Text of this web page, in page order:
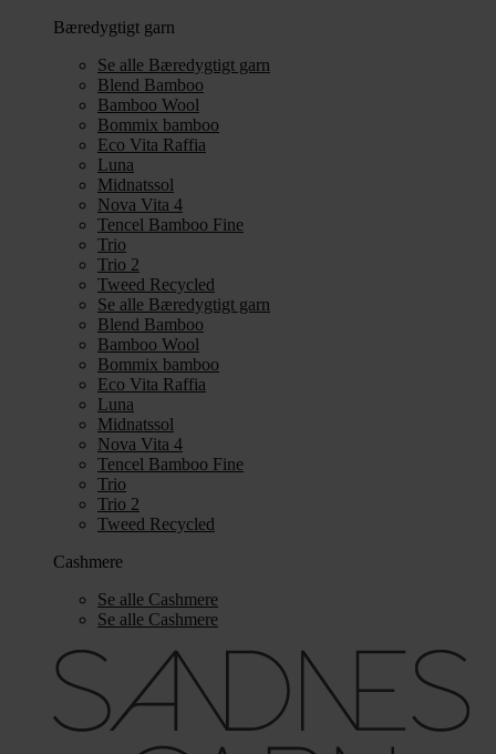
Bæredygtigt garn
Se alle Bæredygtigt garn
Blend Bamboo
Bamboo Wool
Bommix bamboo
Eco Vita Raffia
Luna
Midnatssol
Nova Vita 4
Tencel Bamboo Fine
Trio
Trio 2
Tweed Recycled
Se alle Bæredygtigt garn
Blend Bamboo
Bamboo Wool
Bommix bamboo
Eco Vita Raffia
Luna
Midnatssol
Nova Vita 4
Tencel Bamboo Fine
Trio
Trio 2
Tweed Recycled
Cashmere
Se alle Cashmere
Se alle Cashmere